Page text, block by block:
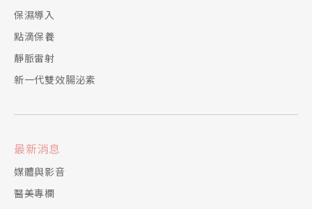
保濕導入
點滴保養
靜脈雷射
新一代雙效腸泌素
最新消息
媒體與影音
醫美專欄